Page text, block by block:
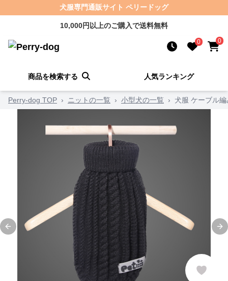
犬服専門通販サイト ペリードッグ
10,000円以上のご購入で送料無料
0 0
商品を検索する 人気ランキング
Perry-dog TOP › ニットの一覧 › 小型犬の一覧 › 犬服 ケーブル
Previous slide